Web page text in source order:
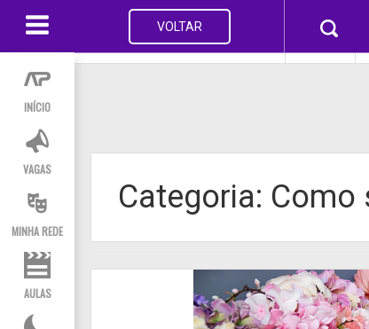
INÍCIO
VAGAS
MINHA REDE
AULAS
VOLTAR
AULAS
Categoria: